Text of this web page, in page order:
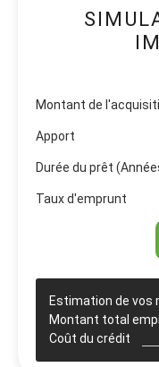
Montant de
Apport
Durée du prêt
Taux d'emprunt
Estimation de vos
Montant total
Coût du crédit